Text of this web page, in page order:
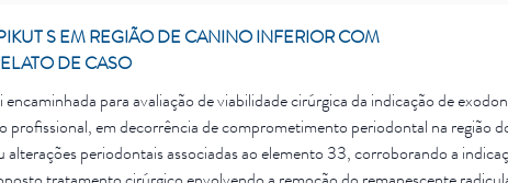
S EM REGIÃO DE CANINO INFERIOR COM
DE CASO
para avaliação de viabilidade cirúrgica da indicação de
profissional, em decorrência de comprometimento periodontal na região
periodontais associadas ao elemento 33, corroborando a